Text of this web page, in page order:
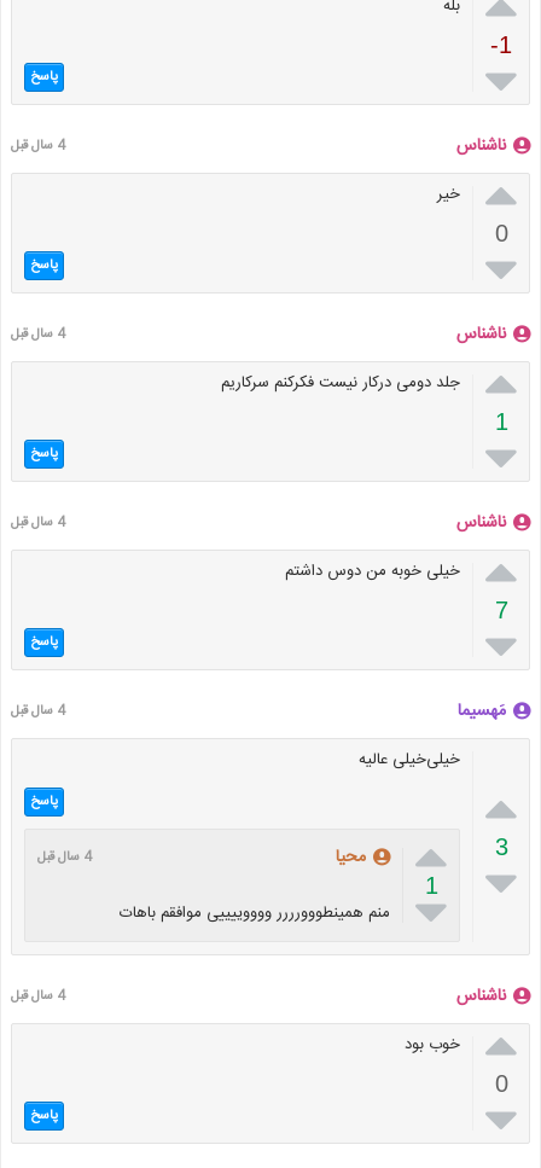
-1

بله
پاسخ
ناشناس 4 سال قبل

0

خیر
پاسخ
ناشناس 4 سال قبل

1

جلد دومی درکار نیست فکرکنم سرکاریم
پاسخ
ناشناس 4 سال قبل

7

خیلی خوبه من دوس داشتم
پاسخ
مَهسیما 4 سال قبل

3

خیلی‌خیلی عالیه
پاسخ

1

محیا 4 سال قبل
منم همینطووورررر ووووییییی موافقم باهات
ناشناس 4 سال قبل

0

خوب بود
پاسخ